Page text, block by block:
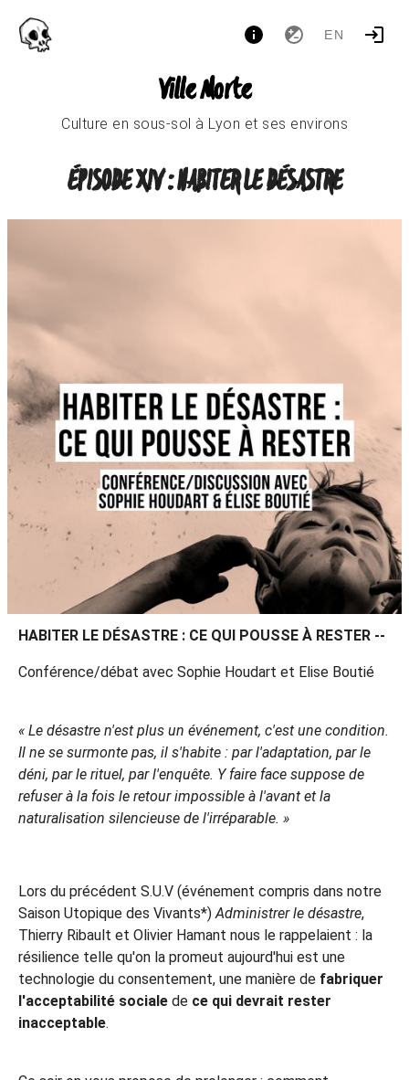
EN
Ville Morte
Culture en sous-sol à Lyon et ses environs
ÉPISODE XIV : HABITER LE DÉSASTRE
HABITER LE DÉSASTRE : CE QUI POUSSE À RESTER --
Conférence/débat avec Sophie Houdart et Elise Boutié
« Le désastre n'est plus un événement, c'est une condition.
Il ne se surmonte pas, il s'habite : par l'adaptation, par le
déni, par le rituel, par l'enquête. Y faire face suppose de
refuser à la fois le retour impossible à l'avant et la
naturalisation silencieuse de l'irréparable. »
Lors du précédent S.U.V (événement compris dans notre
Saison Utopique des Vivants*)Administrer le désastre,
Thierry Ribault et Olivier Hamant nous le rappelaient : la
résilience telle qu'on la promeut aujourd'hui est une
technologie du consentement, une manière de fabriquer
l'acceptabilité sociale de ce qui devrait rester
inacceptable.